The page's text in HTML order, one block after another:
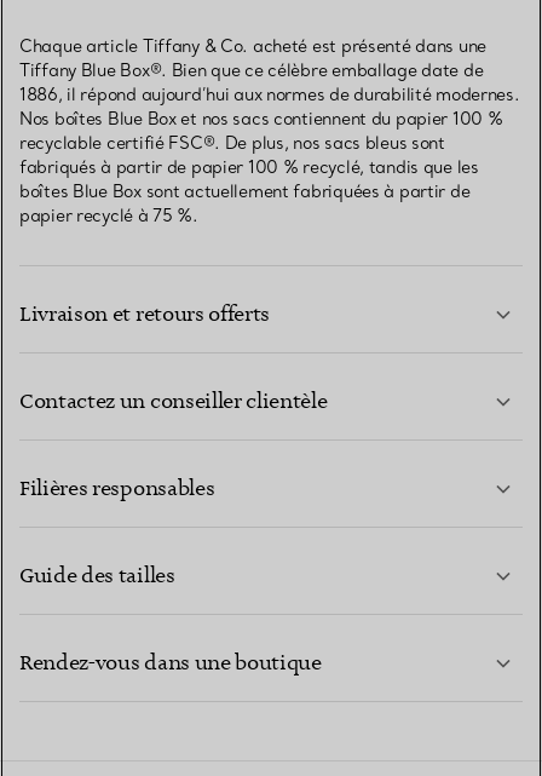
Chaque article Tiffany & Co. acheté est présenté dans une
Tiffany Blue Box®. Bien que ce célèbre emballage date de
1886, il répond aujourd’hui aux normes de durabilité modernes.
Nos boîtes Blue Box et nos sacs contiennent du papier 100 %
recyclable certifié FSC®. De plus, nos sacs bleus sont
fabriqués à partir de papier 100 % recyclé, tandis que les
boîtes Blue Box sont actuellement fabriquées à partir de
papier recyclé à 75 %.
Livraison et retours offerts
Contactez un conseiller clientèle
Filières responsables
Guide des tailles
Rendez-vous dans une boutique